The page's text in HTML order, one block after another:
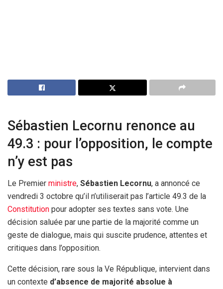
Sébastien Lecornu renonce au
49.3 : pour l’opposition, le compte
n’y est pas
Le Premier ministre, Sébastien Lecornu, a annoncé ce
vendredi 3 octobre qu’il n’utiliserait pas l’article 49.3 de la
Constitution pour adopter ses textes sans vote. Une
décision saluée par une partie de la majorité comme un
geste de dialogue, mais qui suscite prudence, attentes et
critiques dans l’opposition.
Cette décision, rare sous la Ve République, intervient dans
un contexte d’absence de majorité absolue à